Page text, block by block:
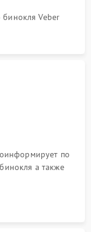
бинокля Veber
по
а также